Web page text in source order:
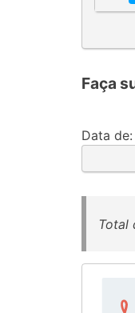
Faça
Data de:
Total